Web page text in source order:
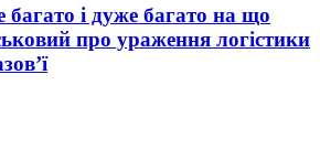
і дуже багато на що
про ураження логістики